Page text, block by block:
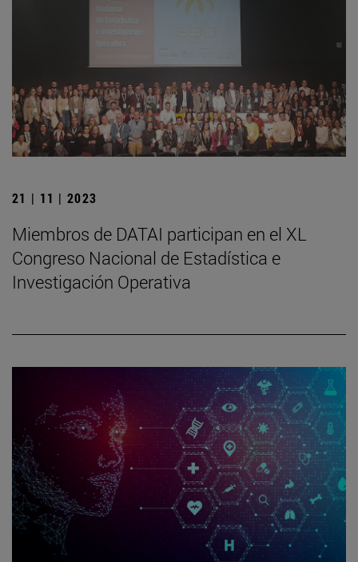
21 | 11 | 2023
Miembros de DATAI participan en el XL
Congreso Nacional de Estadística e
Investigación Operativa